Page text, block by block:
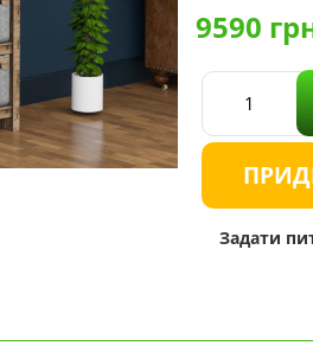
9 шухляд
10 шухляд
9590
Задати